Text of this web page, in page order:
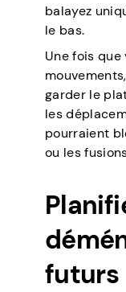
balayez
le bas.
Une fois
garder le
les
pourraient
ou les
futurs